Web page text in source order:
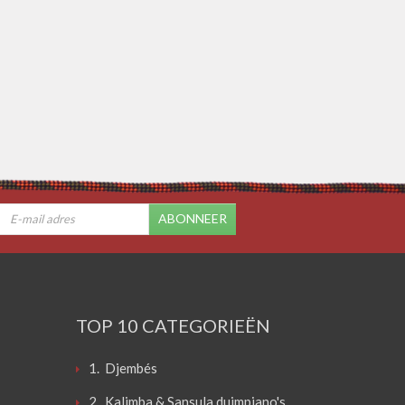
ABONNEER
TOP 10 CATEGORIEËN
1. Djembés
2. Kalimba & Sansula duimpiano's